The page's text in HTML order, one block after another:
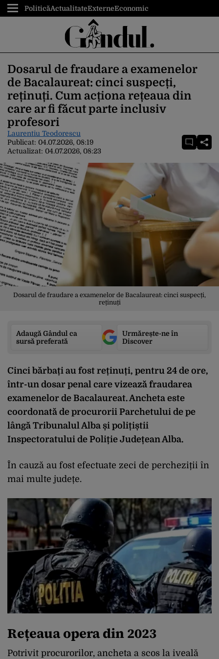
PoliticăActualitateExterneEconomic
Dosarul de fraudare a examenelor
de Bacalaureat: cinci suspecți,
reținuți. Cum acționa rețeaua din
care ar fi făcut parte inclusiv
profesori
Laurentiu Teodorescu
Publicat: 04.07.2026, 08:19
Actualizat: 04.07.2026, 08:23
Dosarul de fraudare a examenelor de Bacalaureat: cinci suspecți,
reținuți
Adaugă Gândul ca
sursă preferată
Urmărește-ne în
Discover
Cinci bărbați au fost reținuți, pentru 24 de ore,
într-un dosar penal care vizează fraudarea
examenelor de Bacalaureat. Ancheta este
coordonată de procurorii Parchetului de pe
lângă Tribunalul Alba și polițiștii
Inspectoratului de Poliție Județean Alba.
În cauză au fost efectuate zeci de percheziții în
mai multe județe.
Rețeaua opera din 2023
Potrivit procurorilor, ancheta a scos la iveală